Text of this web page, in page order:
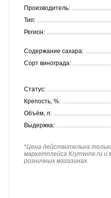
Производитель:
Тип:
Регион:
Содержание сахара:
Сорт винограда:
Статус:
Крепость, %:
Объём, л:
Выдержка:
*Цена действительна
маркетплейса Krymwine.ru
розничных магазинах.